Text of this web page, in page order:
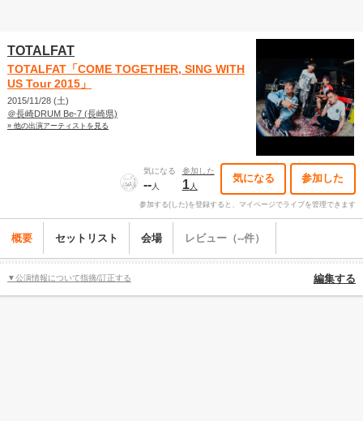
TOTALFAT
TOTALFAT「COME TOGETHER, SING WITH
US Tour 2015」
2015/11/28 (土)
＠長崎DRUM Be-7 (長崎県)
» 他の出演アーティストを見る
気になる
--人
参加した
1人
気になる 参加した
参加する(した)を登録すると、マイページでライブを管理できます
概要 セットリスト 会場 レビュー（--件）
▼公演情報について指摘/訂正する 編集する